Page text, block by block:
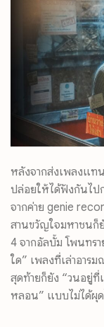
หลังจากส่งเพลงแท
ปล่อยให้ได้ฟังกันไ
จากค่าย genie
สานขวัญใจมหาชนก็
4 จากอัลบั้ม โพนทรา
ใด” เพลงที่เล่าอาร
สุดท้ายก็ยัง “วนอยู่ที่
หลอน” แบบไม่ได้ผุด